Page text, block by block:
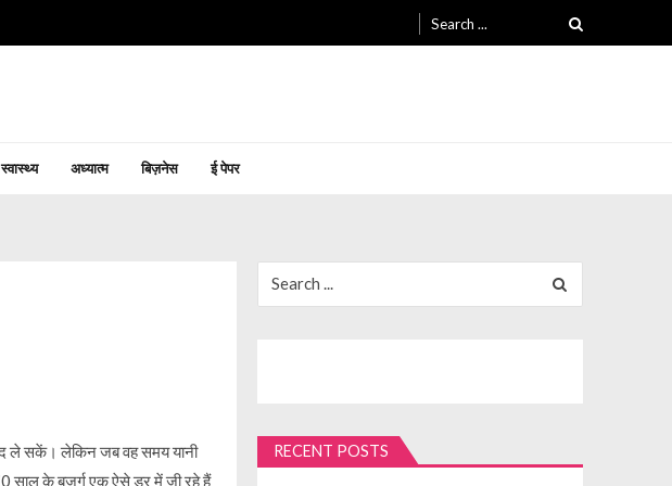
for:
स्वास्थ्य अध्यात्म बिज़नेस ई पेपर
ले सकें। लेकिन जब वह समय यानी
साल के बुजुर्ग एक ऐसे डर में जी रहे हैं
for:
RECENT POSTS